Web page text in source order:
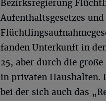
Bezirksregierung
Aufenthaltsgesetzes
fanden Unterkunft in
25, aber durch die
in privaten Haushalten.
bei der sich auch das